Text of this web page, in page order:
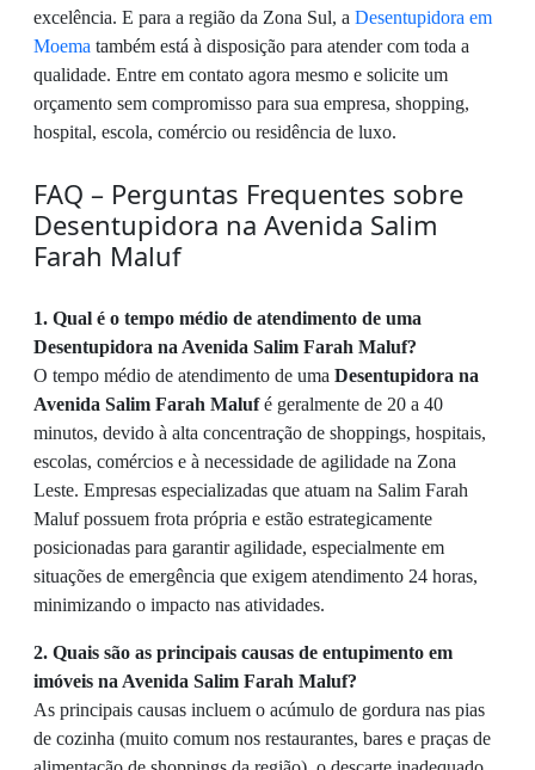
excelência. E para a região da Zona Sul, a Desentupidora em
Moema também está à disposição para atender com toda a
qualidade. Entre em contato agora mesmo e solicite um
orçamento sem compromisso para sua empresa, shopping,
hospital, escola, comércio ou residência de luxo.
FAQ – Perguntas Frequentes sobre
Desentupidora na Avenida Salim
Farah Maluf
1. Qual é o tempo médio de atendimento de uma
Desentupidora na Avenida Salim Farah Maluf?
O tempo médio de atendimento de uma Desentupidora na
Avenida Salim Farah Malufé geralmente de 20 a 40
minutos, devido à alta concentração de shoppings, hospitais,
escolas, comércios e à necessidade de agilidade na Zona
Leste. Empresas especializadas que atuam na Salim Farah
Maluf possuem frota própria e estão estrategicamente
posicionadas para garantir agilidade, especialmente em
situações de emergência que exigem atendimento 24 horas,
minimizando o impacto nas atividades.
2. Quais são as principais causas de entupimento em
imóveis na Avenida Salim Farah Maluf?
As principais causas incluem o acúmulo de gordura nas pias
de cozinha (muito comum nos restaurantes, bares e praças de